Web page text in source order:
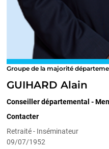
Groupe de la majorité
GUIHARD Alain
Conseiller départemental -
Contacter
Retraité - Inséminateur
09/07/1952